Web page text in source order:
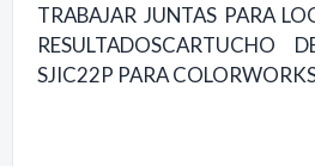
TRABAJAR JUNTAS PARA
RESULTADOSCARTUCHO
SJIC22P PARA